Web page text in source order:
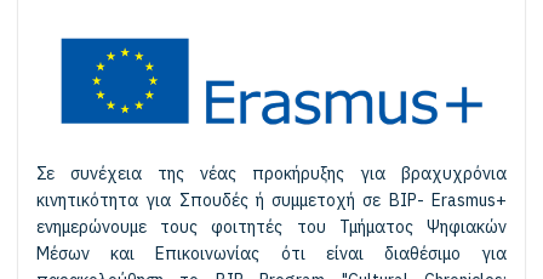
Σε συνέχεια της νέας προκήρυξης για βραχυχρόνια
κινητικότητα για Σπουδές ή συμμετοχή σε BIP- Erasmus+
ενημερώνουμε τους φοιτητές του Τμήματος Ψηφιακών
Μέσων και Επικοινωνίας ότι είναι διαθέσιμο για